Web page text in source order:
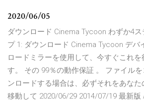
2020/06/05
ダウンロード Cinema Tycoon わずか4
プ 1: ダウンロード Cinema Tycoon デバ
ロードミラーを使用して、今すぐこれを
す。 その 99％の動作保証 。 ファイル
ンロードする場合は、必ずそれをあな
移動して 2020/06/29 2014/07/19 最新版